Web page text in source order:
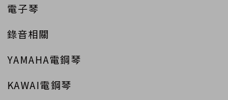
電子琴
錄音相關
YAMAHA電鋼琴
KAWAI電鋼琴